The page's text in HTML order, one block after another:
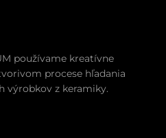
používame kreatívne
procese hľadania
výrobkov z keramiky.